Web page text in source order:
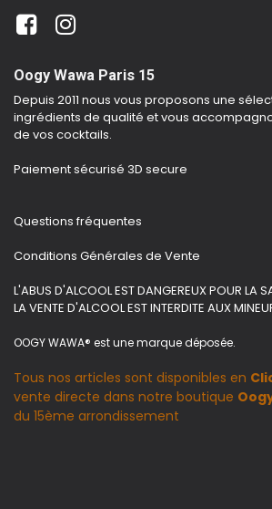
Oogy Wawa Paris 15
Depuis 2011 nous vous proposons une
ingrédients de qualité et vous
de vos cocktails.
Paiement sécurisé 3D secure
Questions fréquentes
Conditions Générales de Vente
L'ABUS D'ALCOOL EST DANGEREUX POUR LA
LA VENTE D'ALCOOL EST INTERDITE AUX
OOGY WAWA® est une marque déposée.
Tous nos articles sont disponibles en
vente directe dans notre boutique
du 15ème arrondissement